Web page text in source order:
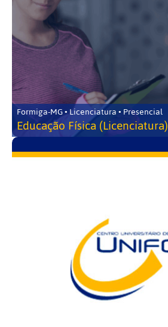
Formiga-MG • Licenciatura • Presencial
Educação Física (Licenciatura)